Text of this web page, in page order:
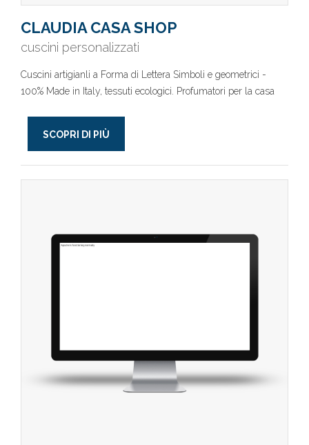
CLAUDIA CASA SHOP
cuscini personalizzati
Cuscini artigianli a Forma di Lettera Simboli e geometrici -
100% Made in Italy, tessuti ecologici. Profumatori per la casa
SCOPRI DI PIÙ